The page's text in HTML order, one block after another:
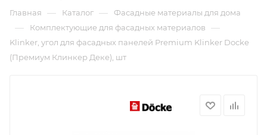
Главная — Каталог — Фасадные материалы для дома
— Комплектующие для фасадных материалов —
Klinker, угол для фасадных панелей Premium Klinker Docke
(Премиум Клинкер Деке), шт